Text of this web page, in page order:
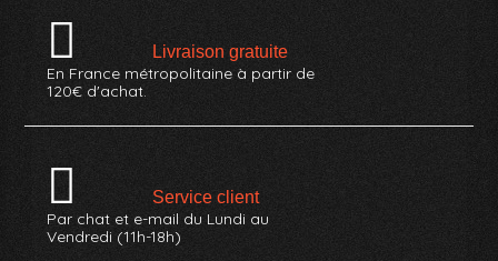
Livraison gratuite
En France métropolitaine à partir de
120€ d'achat.
Service client
Par chat et e-mail du Lundi au
Vendredi (11h-18h)